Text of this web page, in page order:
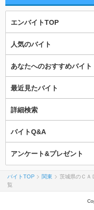
エンバイトTOP
人気のバイト
あなたへのおすすめバイト
最近見たバイト
詳細検索
バイトQ&A
アンケート&プレゼント
バイトTOP 関東
茨城県のＣＡ
覧